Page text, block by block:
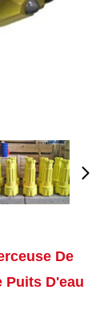
De
Puits D'eau